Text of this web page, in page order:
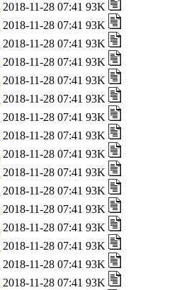
2018-11-28 07:41 93K
2018-11-28 07:41 93K
2018-11-28 07:41 93K
2018-11-28 07:41 93K
2018-11-28 07:41 93K
2018-11-28 07:41 93K
2018-11-28 07:41 93K
2018-11-28 07:41 93K
2018-11-28 07:41 93K
2018-11-28 07:41 93K
2018-11-28 07:41 93K
2018-11-28 07:41 93K
2018-11-28 07:41 93K
2018-11-28 07:41 93K
2018-11-28 07:41 93K
2018-11-28 07:41 93K